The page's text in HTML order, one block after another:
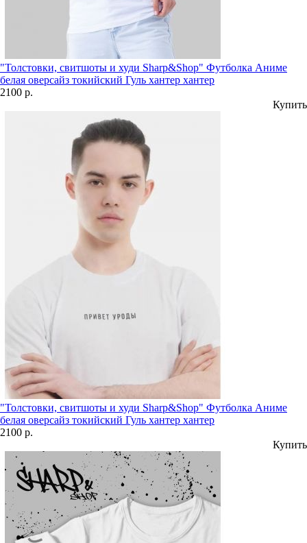
"Толстовки, свитшоты и худи Sharp&Shop" Футболка Аниме
белая оверсайз токийский Гуль хантер хантер
2100 р.
Купить
"Толстовки, свитшоты и худи Sharp&Shop" Футболка Аниме
белая оверсайз токийский Гуль хантер хантер
2100 р.
Купить